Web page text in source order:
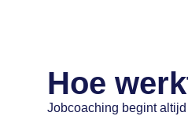
Hoe
Jobcoaching begint